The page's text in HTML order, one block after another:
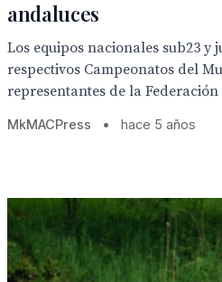
andaluces
Los equipos nacionales sub23 y
respectivos Campeonatos del
representantes de la
MkMACPress • hace 5 años